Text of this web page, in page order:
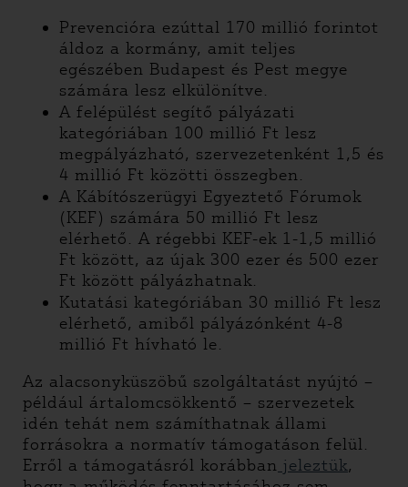
Prevencióra ezúttal 170 millió forintot
áldoz a kormány, amit teljes
egészében Budapest és Pest megye
számára lesz elkülönítve.
A felépülést segítő pályázati
kategóriában 100 millió Ft lesz
megpályázható, szervezetenként 1,5 és
4 millió Ft közötti összegben.
A Kábítószerügyi Egyeztető Fórumok
(KEF) számára 50 millió Ft lesz
elérhető. A régebbi KEF-ek 1-1,5 millió
Ft között, az újak 300 ezer és 500 ezer
Ft között pályázhatnak.
Kutatási kategóriában 30 millió Ft lesz
elérhető, amiből pályázónként 4-8
millió Ft hívható le.
Az alacsonyküszöbű szolgáltatást nyújtó –
például ártalomcsökkentő – szervezetek
idén tehát nem számíthatnak állami
forrásokra a normatív támogatáson felül.
Erről a támogatásról korábban jeleztük,